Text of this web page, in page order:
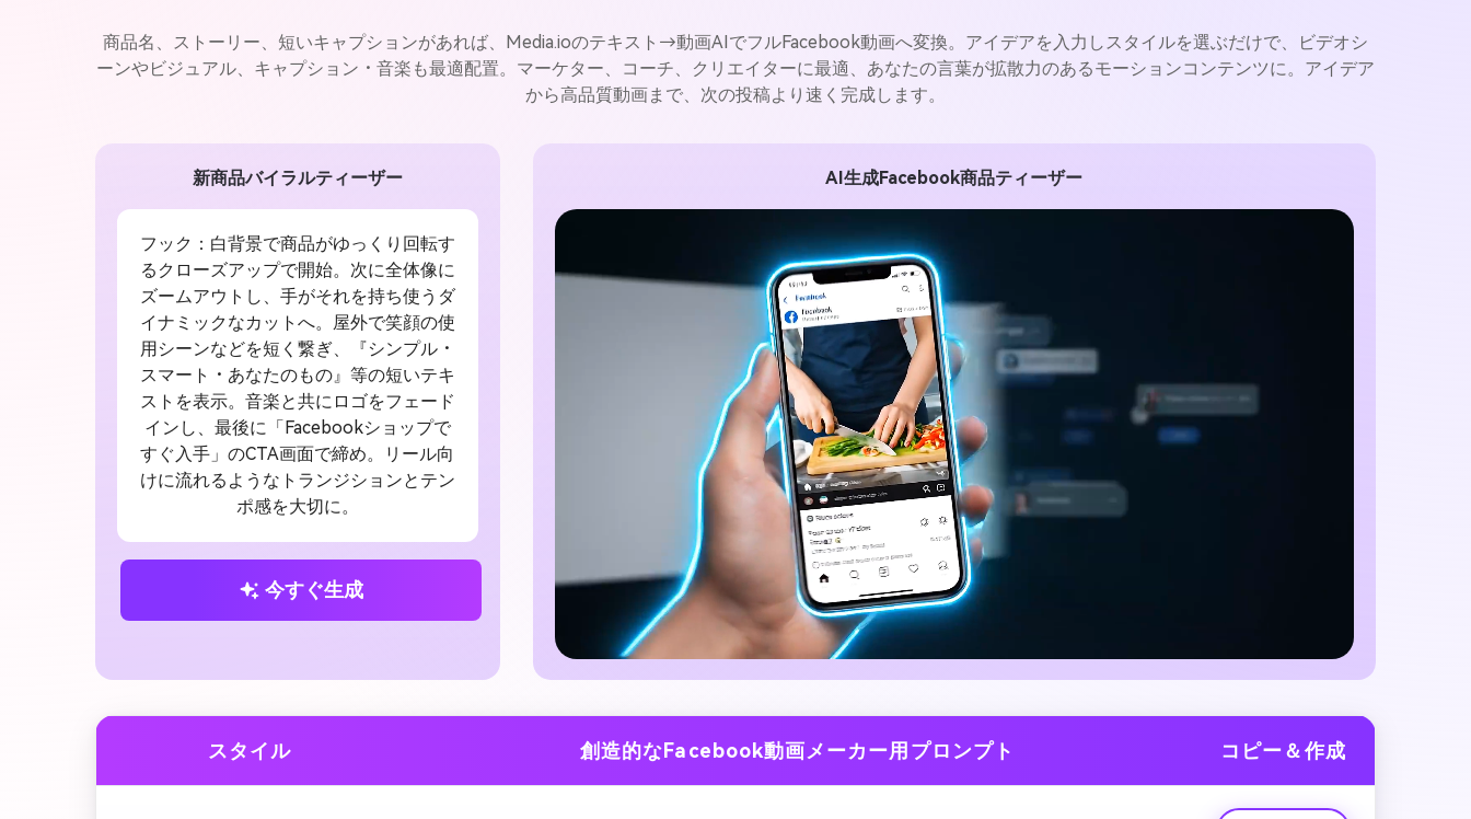
商品名、ストーリー、短いキャプションがあれば、Media.ioのテキスト→動画AIでフルFacebook動画へ変換。アイデアを入力しスタイルを選ぶだけで、ビデオシ
ーンやビジュアル、キャプション・音楽も最適配置。マーケター、コーチ、クリエイターに最適、あなたの言葉が拡散力のあるモーションコンテンツに。アイデア
から高品質動画まで、次の投稿より速く完成します。
新商品バイラルティーザー
フック：白背景で商品がゆっくり回転す
るクローズアップで開始。次に全体像に
ズームアウトし、手がそれを持ち使うダ
イナミックなカットへ。屋外で笑顔の使
用シーンなどを短く繋ぎ、『シンプル・
スマート・あなたのもの』等の短いテキ
ストを表示。音楽と共にロゴをフェード
インし、最後に「Facebookショップで
すぐ入手」のCTA画面で締め。リール向
けに流れるようなトランジションとテン
ポ感を大切に。
今すぐ生成
AI生成Facebook商品ティーザー
スタイル 創造的なFacebook動画メーカー用プロンプト コピー＆作成